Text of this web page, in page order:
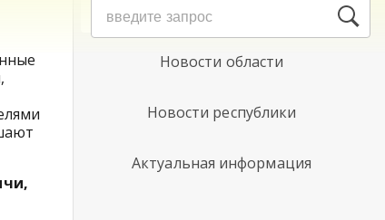
Новости района
Новости области
Новости республики
Актуальная информация